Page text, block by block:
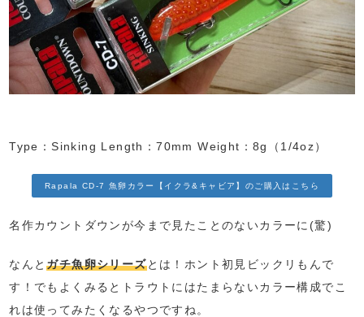
Type：Sinking Length：70mm Weight：8g（1/4oz）
Rapala CD-7 魚卵カラー【イクラ&キャビア】のご購入はこちら
名作カウントダウンが今まで見たことのないカラーに(驚)
なんとガチ魚卵シリーズとは！ホント初見ビックリもんで
す！でもよくみるとトラウトにはたまらないカラー構成でこ
れは使ってみたくなるやつですね。